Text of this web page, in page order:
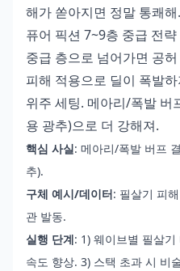
해가 쏟아지면 정말 통쾌해.
퓨어 픽션 7~9층 중급 전략
중급 층으로 넘어가면 공
피해 적용으로 딜이 폭발
위주 세팅. 메아리/폭발 버
용 광추)으로 더 강해져.
핵심 사실: 메아리/폭발 버프
추).
구체 예시/데이터: 필살기 피
관 발동.
실행 단계: 1) 웨이브별 필살
속도 향상. 3) 스택 초과 시 비